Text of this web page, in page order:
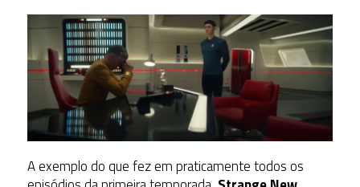
A exemplo do que fez em praticamente todos os